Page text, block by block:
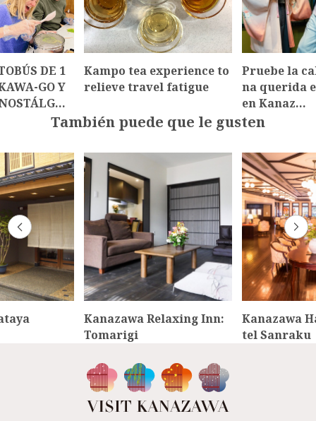
DE 1
GO Y
Kampo tea experience to
relieve travel fatigue
Pruebe la
na querida
en Kanaz…
También puede que le gusten
Kanazawa Relaxing Inn:
Tomarigi
Kanazawa
tel Sanraku